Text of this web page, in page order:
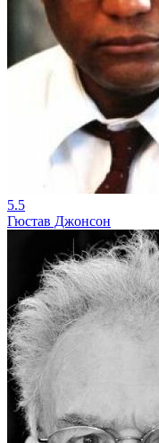
5.5
Гюстав Джонсон